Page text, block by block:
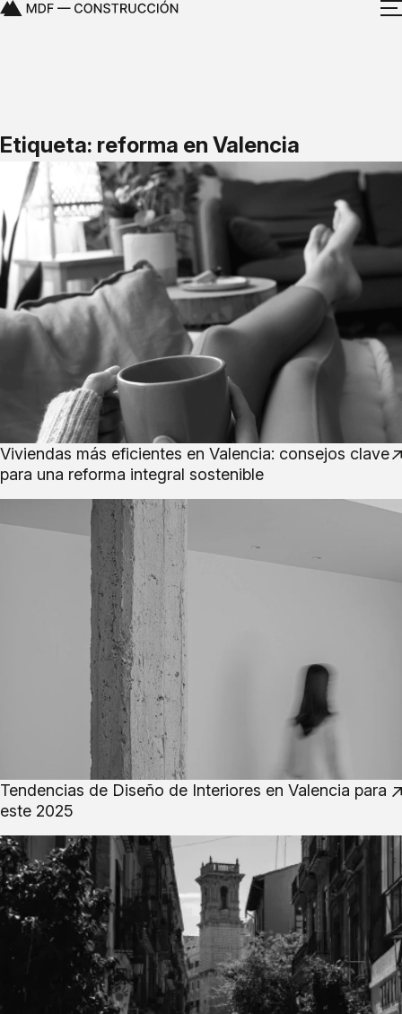
Etiqueta: reforma en Valencia
Viviendas más eficientes en Valencia: consejos clave
para una reforma integral sostenible
Tendencias de Diseño de Interiores en Valencia para
este 2025